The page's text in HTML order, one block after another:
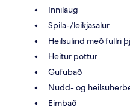
Innilaug
Spila-/leikjasalur
Heilsulind með fullri
Heitur pottur
Gufubað
Nudd- og
Eimbað